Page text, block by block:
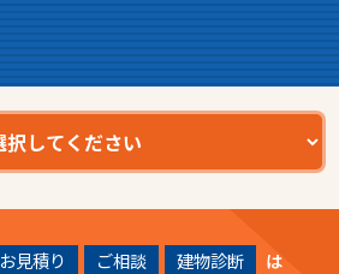
お見積り ご相談 建物診断
は